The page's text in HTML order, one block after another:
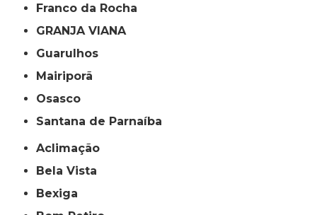
Franco da Rocha
GRANJA VIANA
Guarulhos
Mairiporã
Osasco
Santana de Parnaíba
Aclimação
Bela Vista
Bexiga